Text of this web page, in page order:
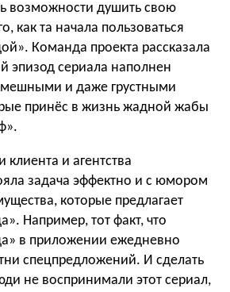
возможности душить свою
как та начала пользоваться
Команда проекта рассказала
эпизод сериала наполнен
и даже грустными
принёс в жизнь жадной жабы
и агентства
задача эффектно и с юмором
которые предлагает
Например, тот факт, что
в приложении ежедневно
спецпредложений. И сделать
не воспринимали этот сериал,